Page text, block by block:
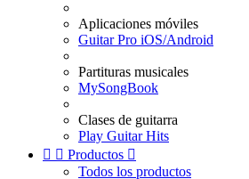
Aplicaciones móviles
Guitar Pro iOS/Android
Partituras musicales
MySongBook
Clases de guitarra
Play Guitar Hits
  Productos 
Todos los productos